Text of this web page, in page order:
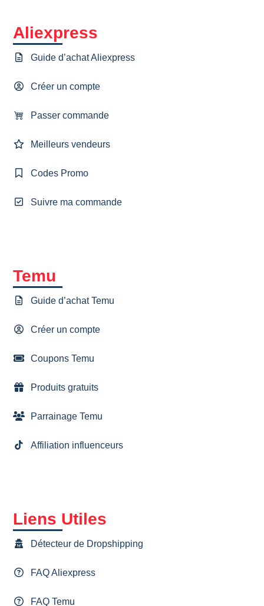
Aliexpress
Guide d’achat Aliexpress
Créer un compte
Passer commande
Meilleurs vendeurs
Codes Promo
Suivre ma commande
Temu
Guide d’achat Temu
Créer un compte
Coupons Temu
Produits gratuits
Parrainage Temu
Affiliation influenceurs
Liens Utiles
Détecteur de Dropshipping
FAQ Aliexpress
FAQ Temu